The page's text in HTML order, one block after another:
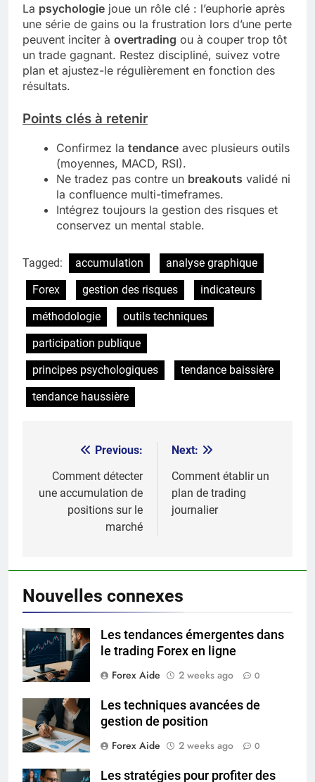
La psychologie joue un rôle clé : l’euphorie après
une série de gains ou la frustration lors d’une perte
peuvent inciter à overtrading ou à couper trop tôt
un trade gagnant. Restez discipliné, suivez votre
plan et ajustez-le régulièrement en fonction des
résultats.
Points clés à retenir
Confirmez la tendance avec plusieurs outils
(moyennes, MACD, RSI).
Ne tradez pas contre un breakouts validé ni
la confluence multi-timeframes.
Intégrez toujours la gestion des risques et
conservez un mental stable.
Tagged: accumulation
analyse graphique
Forex
gestion des risques
indicateurs
méthodologie
outils techniques
participation publique
principes psychologiques
tendance baissière
tendance haussière
navigation
Previous:
Comment détecter
une accumulation de
positions sur le
marché
Next:
Comment établir un
plan de trading
journalier
Nouvelles connexes
Les tendances émergentes dans
le trading Forex en ligne
Forex Aide
2 weeks ago 0
Les techniques avancées de
gestion de position
Forex Aide
2 weeks ago 0
Les stratégies pour profiter des